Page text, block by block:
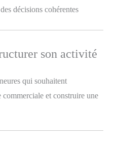
décisions cohérentes
son activité
qui souhaitent
et construire une